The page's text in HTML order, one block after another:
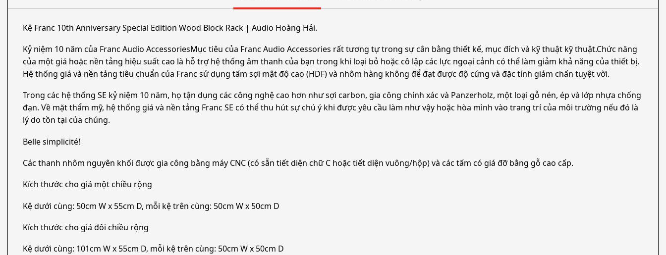
Kệ Franc 10th Anniversary Special Edition Wood Block Rack | Audio Hoàng Hải.
Kỷ niệm 10 năm của Franc Audio AccessoriesMục tiêu của Franc Audio Accessories rất tương tự trong sự cân bằng thiết kế, mục đích và kỹ thuật kỹ thuật.Chức năng
của một giá hoặc nền tảng hiệu suất cao là hỗ trợ hệ thống âm thanh của bạn trong khi loại bỏ hoặc cô lập các lực ngoại cảnh có thể làm giảm khả năng của thiết bị.
Hệ thống giá và nền tảng tiêu chuẩn của Franc sử dụng tấm sợi mật độ cao (HDF) và nhôm hàng không để đạt được độ cứng và đặc tính giảm chấn tuyệt vời.
Trong các hệ thống SE kỷ niệm 10 năm, họ tận dụng các công nghệ cao hơn như sợi carbon, gia công chính xác và Panzerholz, một loại gỗ nén, ép và lớp nhựa chống
đạn. Về mặt thẩm mỹ, hệ thống giá và nền tảng Franc SE có thể thu hút sự chú ý khi được yêu cầu làm như vậy hoặc hòa mình vào trang trí của môi trường nếu đó là
lý do tồn tại của chúng.
Belle simplicité!
Các thanh nhôm nguyên khối được gia công bằng máy CNC (có sẵn tiết diện chữ C hoặc tiết diện vuông/hộp) và các tấm có giá đỡ bằng gỗ cao cấp.
Kích thước cho giá một chiều rộng
Kệ dưới cùng: 50cm W x 55cm D, mỗi kệ trên cùng: 50cm W x 50cm D
Kích thước cho giá đôi chiều rộng
Kệ dưới cùng: 101cm W x 55cm D, mỗi kệ trên cùng: 50cm W x 50cm D